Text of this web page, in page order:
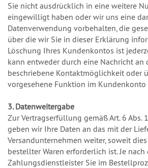
Sie nicht ausdrücklich in eine weitere
eingewilligt haben oder wir uns eine
Datenverwendung vorbehalten, die
über die wir Sie in dieser Erklärung
Löschung Ihres Kundenkontos ist
kann entweder durch eine Nachricht an
beschriebene Kontaktmöglichkeit oder
vorgesehene Funktion im
3. Datenweitergabe
Zur Vertragserfüllung gemäß Art. 6 Abs.
geben wir Ihre Daten an das mit der
Versandunternehmen weiter, soweit
bestellter Waren erforderlich ist. Je nach
Zahlungsdienstleister Sie im